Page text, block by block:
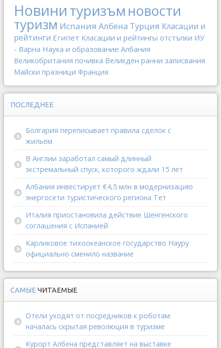
Новинитуризъм новости
туризм Испания Албена Турция Класации и
рейтинги Египет Класации и рейтингы отстъпки ИУ
- Варна Наука и образование Албания
Великобритания почивка Великден ранни записвания
Майски празници Франция
ПОСЛЕДНЕЕ
Болгария переписывает правила сделок с
жильём
В Англии заработал самый длинный
экстремальный спуск, которого ждали 15 лет
Албания инвестирует €4,5 млн в модернизацию
энергосети туристического региона Тет
Италия приостановила действие Шенгенского
соглашения с Испанией
Карликовое тихоокеанское государство Науру
официально сменило название
САМЫЕ ЧИТАЕМЫЕ
Отели уходят от посредников к роботам:
началась скрытая революция в туризме
Курорт Албена представляет на выставке